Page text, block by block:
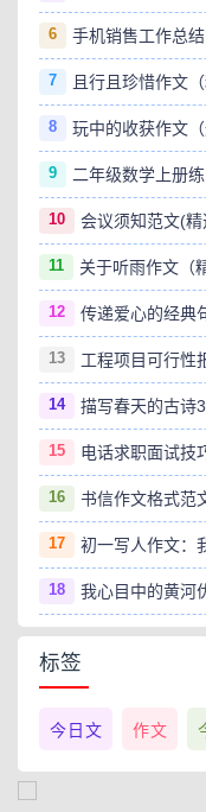
6 手机销售工作总结
7 且行且珍惜作文（
8 玩中的收获作文（
9 二年级数学上册
10 会议须知范文(精
11 关于听雨作文（
12 传递爱心的经典
13 工程项目可行性
14 描写春天的古诗
15 电话求职面试技
16 书信作文格式范
17 初一写人作文：
18 我心目中的黄河
标签
今日文 作文